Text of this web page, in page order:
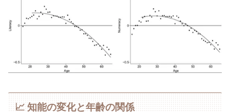
📈 知能の変化と年齢の関係